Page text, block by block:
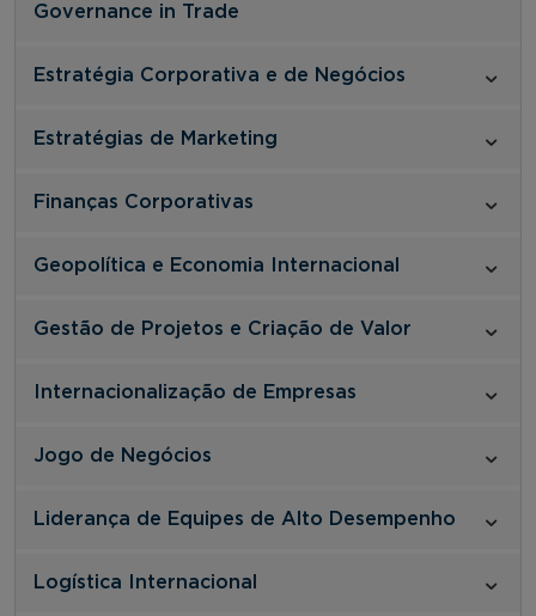
Governance in Trade
Estratégia Corporativa e de Negócios
Estratégias de Marketing
Finanças Corporativas
Geopolítica e Economia Internacional
Gestão de Projetos e Criação de Valor
Internacionalização de Empresas
Jogo de Negócios
Liderança de Equipes de Alto Desempenho
Logística Internacional